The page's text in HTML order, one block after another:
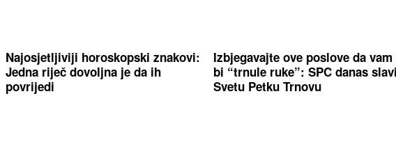
Najosjetljiviji horoskopski znakovi:
Jedna riječ dovoljna je da ih
povrijedi
Izbjegavajte ove poslove da vam
bi “trnule ruke”: SPC danas
Svetu Petku Trnovu